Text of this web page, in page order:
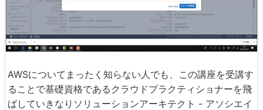
AWSについてまったく知らない人でも、この講座を受講す
ることで基礎資格であるクラウドプラクティショナーを飛
ばしていきなりソリューションアーキテクト - アソシエイ